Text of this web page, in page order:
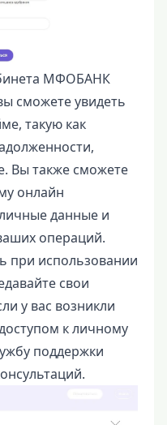
МФОБАНК
сможете увидеть
такую как
Вы также сможете
онлайн
данные и
операций.
при использовании
свои
у вас возникли
к личному
поддержки